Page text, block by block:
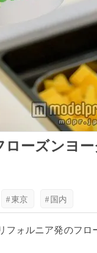
ーズンヨ
#東京 # 国内
ォルニア発のフロ